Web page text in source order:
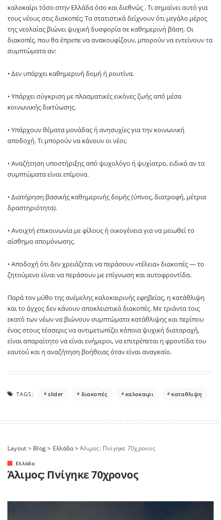
καλοκαίρι τόσο στην Ελλάδα όσο και διεθνώς . Τι σημαίνει αυτό για
τους νέους στις διακοπές; Τα στατιστικά δείχνουν ότι μεγάλο μέρος
της νεολαίας βιώνει ψυχική δυσφορία σε καθημερινή βάση. Οι
διακοπές, που θα έπρεπε να ανακουφίζουν, μπορούν να εντείνουν τα
συμπτώματα αν:
• Δεν υπάρχει καθημερινή δομή ή ρουτίνα.
• Υπάρχει σύγκριση με πλασματικές εικόνες ζωής από μέσα
κοινωνικής δικτύωσης.
• Υπάρχουν θέματα μονάδας ή ανησυχίες για την κοινωνική
αποδοχή. Τι μπορούν να κάνουν οι νέοι;
• Αναζήτηση υποστήριξης από ψυχολόγο ή ψυχίατρο, ειδικά αν τα
συμπτώματα είναι επίμονα.
• Διατήρηση βασικής καθημερινής δομής (ύπνος, διατροφή, μέτρια
δραστηριότητα).
• Ανοιχτή επικοινωνία με φίλους ή οικογένεια για να μειωθεί το
αίσθημα απομόνωσης.
• Αποδοχή ότι δεν χρειάζεται να περάσουν «τέλεια» διακοπές — το
ζητούμενο είναι να περάσουν με επίγνωση και αυτοφροντίδα.
Παρά τον μύθο της ανέμελης καλοκαιρινής εφηβείας, η κατάθλιψη
και το άγχος δεν κάνουν αποκλειστικά διακοπές. Με τριάντα τοις
εκατό των νέων να βιώνουν συμπτώματα κατάθλιψης και περίπου
ένας στους τέσσερις να αντιμετωπίζει κάποια ψυχική διαταραχή,
είναι απαραίτητο να είναι ενήμεροι, να επιτρέπεται η φροντίδα του
εαυτού και η αναζήτηση βοήθειας όταν είναι αναγκαίο.
TAGS: slider διακοπές καλοκαιρι καταθλιψη
Layout > Blog> Ελλάδα>Άλιμος: Πνίγηκε 70χρονος
Ελλάδα
Άλιμος: Πνίγηκε 70χρονος